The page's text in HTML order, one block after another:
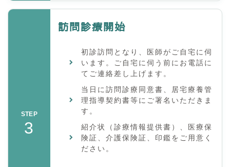
STEP
3
訪問診療開始
初診訪問となり、医師がご自宅に伺
います。ご自宅に伺う前にお電話に
てご連絡差し上げます。
当日に訪問診療同意書、居宅療養管
理指導契約書等にご署名いただきま
す。
紹介状（診療情報提供書）、医療保
険証、介護保険証、印鑑をご用意く
ださい。